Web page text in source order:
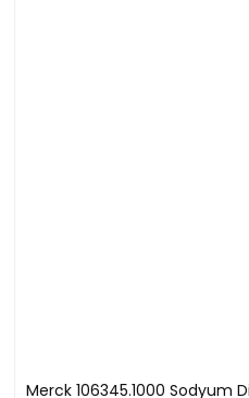
Merck 106345.1000 Sodyum